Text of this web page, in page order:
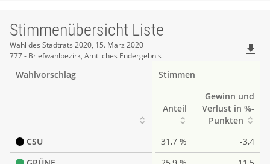
Stimmenübersicht Liste
Stimmenübersicht
Liste
Wahl des Stadtrats 2020, 15. März 2020
777 - Briefwahlbezirk, Amtliches Endergebnis
file_download
Wahlvorschlag Stimmen
Anteil
Gewinn und
Verlust in %-
Punkten
CSU
31,7 %
-3,4